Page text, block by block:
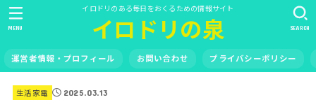
イロドリのある毎日をおくるための情報サイト
イロドリの泉
運営者情報・プロフィール お問い合わせ プライバシーポリシー
SEARCH
MENU
生活家電 2025.03.13